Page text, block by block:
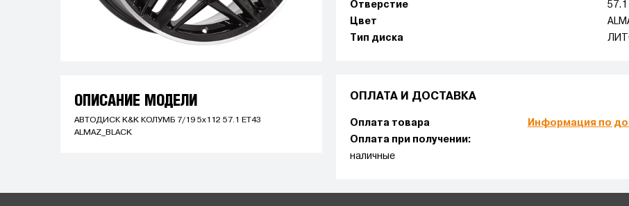
ОПИСАНИЕ МОДЕЛИ
АВТОДИСК K&K КОЛУМБ 7/19 5x112 57.1 ET43
ALMAZ_BLACK
Отверстие
57.1
Цвет
Тип диска
ОПЛАТА И ДОСТАВКА
Оплата товара
Оплата при получении:
наличные
Информация по